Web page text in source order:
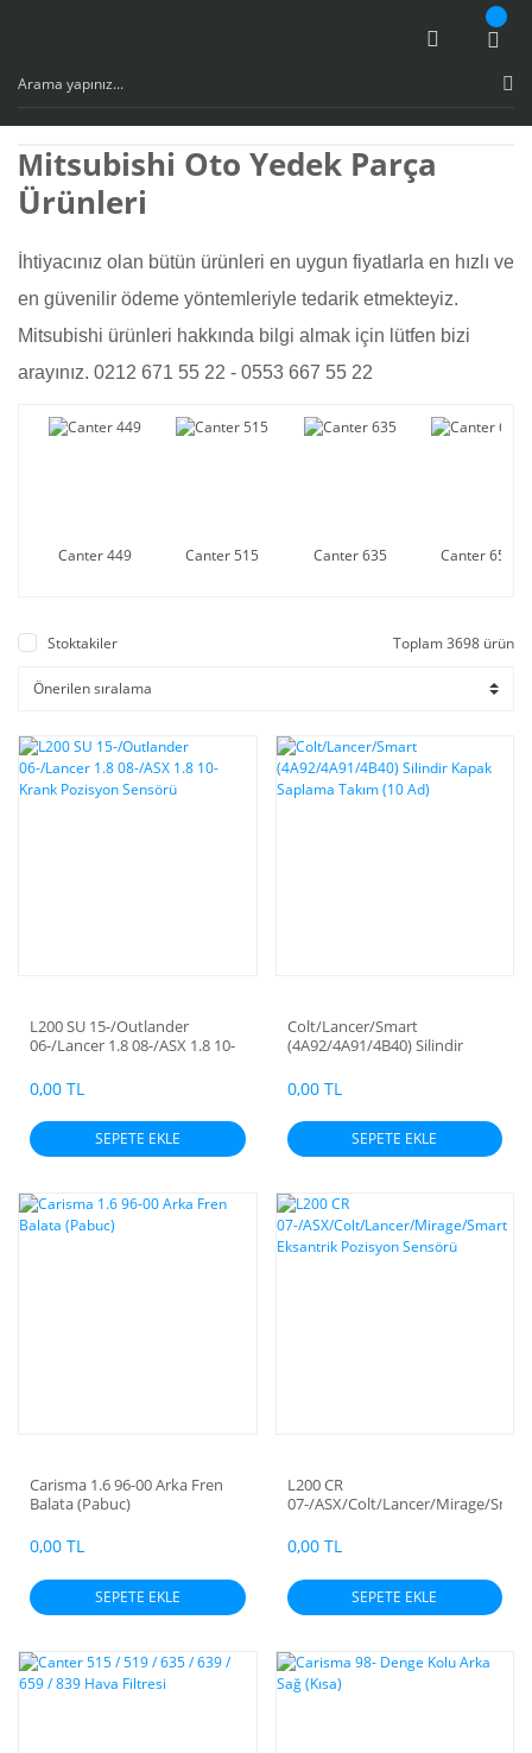
Mitsubishi Oto Yedek Parça
Ürünleri
İhtiyacınız olan bütün ürünleri en uygun fiyatlarla en hızlı ve
en güvenilir ödeme yöntemleriyle tedarik etmekteyiz.
Mitsubishi ürünleri hakkında bilgi almak için lütfen bizi
arayınız. 0212 671 55 22 - 0553 667 55 22
Canter 449 Canter 515 Canter 635 Canter 659
Stoktakiler Toplam 3698 ürün
L200 SU 15-/Outlander
06-/Lancer 1.8 08-/ASX 1.8 10-
0,00 TL
SEPETE EKLE
Colt/Lancer/Smart
(4A92/4A91/4B40) Silindir
0,00 TL
SEPETE EKLE
Carisma 1.6 96-00 Arka Fren
Balata (Pabuc)
0,00 TL
SEPETE EKLE
L200 CR
07-/ASX/Colt/Lancer/Mirage/Smart
0,00 TL
SEPETE EKLE